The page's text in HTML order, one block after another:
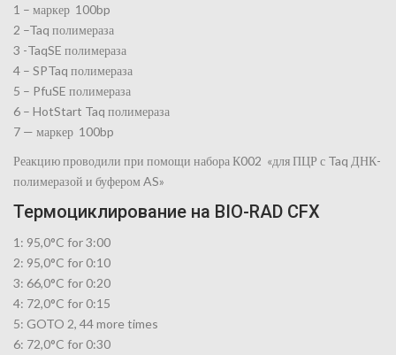
1 – маркер 100bp
2 –Taq полимераза
3 -TaqSE полимераза
4 – SPTaq полимераза
5 – PfuSE полимераза
6 – HotStart Taq полимераза
7 — маркер 100bp
Реакцию проводили при помощи набора К002 «для ПЦР с Taq ДНК-
полимеразой и буфером AS»
Термоциклирование на BIO-RAD CFX
1: 95,0°C for 3:00
2: 95,0°C for 0:10
3: 66,0°C for 0:20
4: 72,0°C for 0:15
5: GOTO 2, 44 more times
6: 72,0°C for 0:30